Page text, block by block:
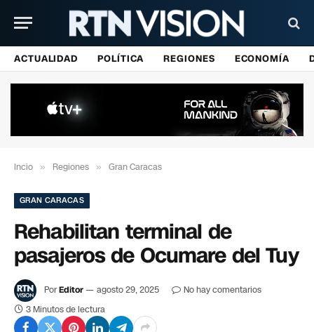
ACTUALIDAD POLÍTICA REGIONES ECONOMÍA
Incio » Regiones » Gran Caracas
GRAN CARACAS
Rehabilitan terminal de
pasajeros de Ocumare del Tuy
PorEditor agosto 29, 2025
No hay comentarios
3 Minutos de lectura